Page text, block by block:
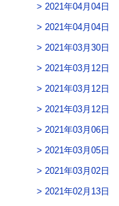
2021年04月04日
2021年04月04日
2021年03月30日
2021年03月12日
2021年03月12日
2021年03月12日
2021年03月06日
2021年03月05日
2021年03月02日
2021年02月13日